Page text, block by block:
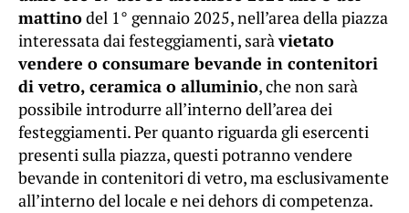
mattinodel 1° gennaio 2025, nell’area della piazza
interessata dai festeggiamenti, saràvietato
vendere o consumare bevande in contenitori
di vetro, ceramica o alluminio, che non sarà
possibile introdurre all’interno dell’area dei
festeggiamenti. Per quanto riguarda gli esercenti
presenti sulla piazza, questi potranno vendere
bevande in contenitori di vetro, ma esclusivamente
all’interno del locale e nei dehors di competenza.